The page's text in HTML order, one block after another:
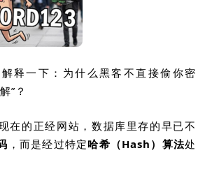
释一下：为什么黑客不直接偷你密
”？
在的正经网站，数据库里存的早已不
，而是经过特定哈希（Hash ）算法处